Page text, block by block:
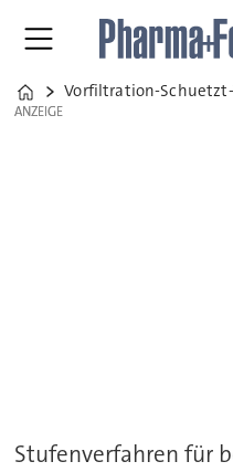
Home
Vorfiltration-
ANZEIGE
ANZEIGE
Stufenverfahren für